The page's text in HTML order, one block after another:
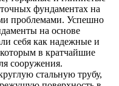
фундаментах на
проблемами. Успешно
на основе
себя как надежные и
в кратчайшие
сооружения.
стальную трубу,